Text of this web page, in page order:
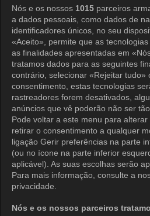
Nós e os nossos 1015 parceiros
a dados pessoais, como dados de
identificadores únicos, no seu
«Aceito», permite que as
as finalidades apresentadas em
tratamos dados para as seguintes
contrário, selecionar «Rejeitar tudo»
consentimento, estas tecnologias
rastreadores forem desativados,
anúncios que vê poderão não ser
Pode voltar a este menu para
retirar o consentimento a qualquer
ligação Gerir preferências na parte
(ou no ícone na parte inferior
aplicável). As suas escolhas serão
Para mais informação, consulte a
privacidade.
Nós e os nossos parceiros